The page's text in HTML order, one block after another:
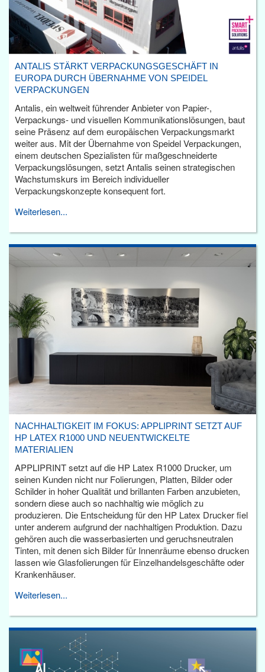
ANTALIS STÄRKT VERPACKUNGSGESCHÄFT IN
EUROPA DURCH ÜBERNAHME VON SPEIDEL
VERPACKUNGEN
Antalis, ein weltweit führender Anbieter von Papier-,
Verpackungs- und visuellen Kommunikationslösungen, baut
seine Präsenz auf dem europäischen Verpackungsmarkt
weiter aus. Mit der Übernahme von Speidel Verpackungen,
einem deutschen Spezialisten für maßgeschneiderte
Verpackungslösungen, setzt Antalis seinen strategischen
Wachstumskurs im Bereich individueller
Verpackungskonzepte konsequent fort.
Weiterlesen...
NACHHALTIGKEIT IM FOKUS: APPLIPRINT SETZT AUF
HP LATEX R1000 UND NEUENTWICKELTE
MATERIALIEN
APPLIPRINT setzt auf die HP Latex R1000 Drucker, um
seinen Kunden nicht nur Folierungen, Platten, Bilder oder
Schilder in hoher Qualität und brillanten Farben anzubieten,
sondern diese auch so nachhaltig wie möglich zu
produzieren. Die Entscheidung für den HP Latex Drucker fiel
unter anderem aufgrund der nachhaltigen Produktion. Dazu
gehören auch die wasserbasierten und geruchsneutralen
Tinten, mit denen sich Bilder für Innenräume ebenso drucken
lassen wie Glasfolierungen für Einzelhandelsgeschäfte oder
Krankenhäuser.
Weiterlesen...